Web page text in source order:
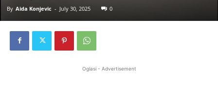
By Aida Konjevic - July 30, 2025 0
Oglasi - Advertisement